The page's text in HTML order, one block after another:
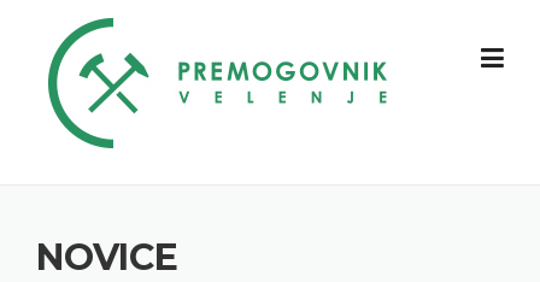
content
NOVICE